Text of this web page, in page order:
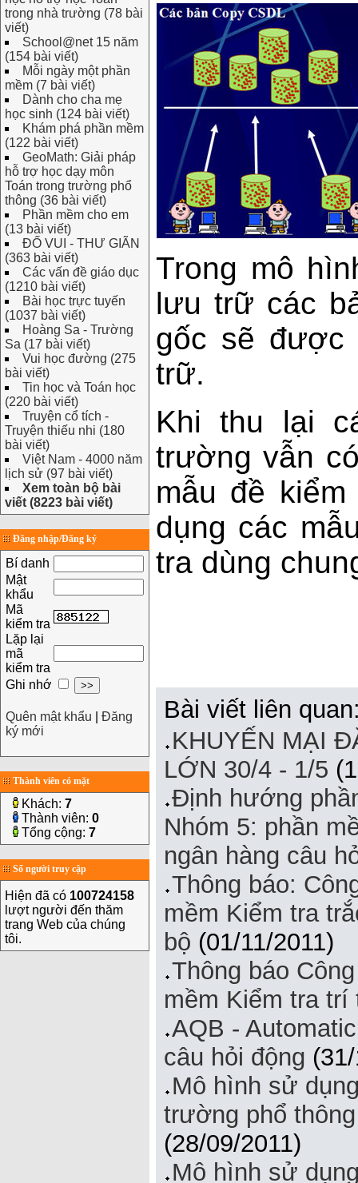
trong nhà trường (78 bài
viết)
School@net 15 năm
(154 bài viết)
Mỗi ngày một phần
mềm (7 bài viết)
Dành cho cha mẹ
học sinh (124 bài viết)
Khám phá phần mềm
(122 bài viết)
GeoMath: Giải pháp
hỗ trợ học dạy môn
Toán trong trường phổ
thông (36 bài viết)
Phần mềm cho em
(13 bài viết)
ĐỐ VUI - THƯ GIÃN
(363 bài viết)
Các vấn đề giáo dục
(1210 bài viết)
Bài học trực tuyến
(1037 bài viết)
Hoàng Sa - Trường
Sa (17 bài viết)
Vui học đường (275
bài viết)
Tin học và Toán học
(220 bài viết)
Truyện cổ tích -
Truyện thiếu nhi (180
bài viết)
Việt Nam - 4000 năm
lịch sử (97 bài viết)
Xem toàn bộ bài
viết (8223 bài viết)
Đăng nhập/Đăng ký
Bí danh
Mật
khẩu
Mã
kiểm tra
Lặp lại
mã
kiểm tra
Ghi nhớ
Quên mật khẩu
Đăng
ký mới
Thành viên có mặt
Khách: 7
Thành viên: 0
Tổng cộng: 7
Số người truy cập
Hiện đã có 100724158
lượt người đến thăm
trang Web của chúng
tôi.
Trong mô
lưu trữ các
gốc sẽ được
trữ.
Khi thu lại
trường vẫn
mẫu đề
dụng các
tra dùng
Bài viết liên
KHUYẾN MẠI
LỚN 30/4 - 1/5
Định hướng
Nhóm 5: phần
ngân hàng câu
Thông báo:
mềm Kiểm tra
bộ (01/11/2011)
Thông báo
mềm Kiểm tra trí
AQB -
câu hỏi động
Mô hình sử
trường phổ
(28/09/2011)
Mô hình sử